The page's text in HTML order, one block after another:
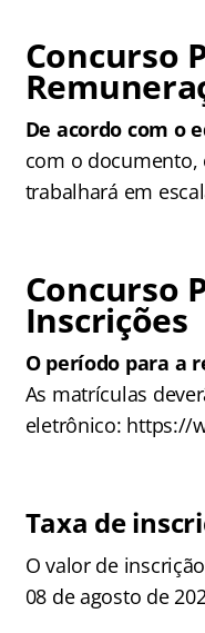
Concurso
De acordo com o
com o documento,
trabalhará em
Concurso
Inscrições
O período para a
As matrículas
eletrônico: https://
Taxa de
O valor de
08 de agosto de